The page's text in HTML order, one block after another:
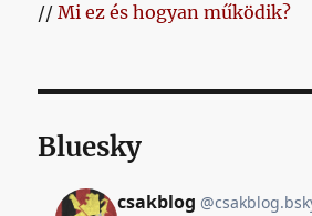
//Mi ez és hogyan működik?
Bluesky